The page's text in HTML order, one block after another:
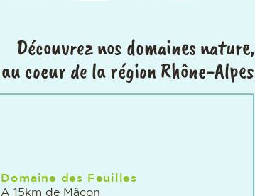
Découvrez nos domaines nature,
au coeur de la région Rhône-Alpes
Domaine des Feuilles
A 15km de Mâcon